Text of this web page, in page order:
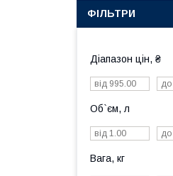
ФІЛЬТРИ
Діапазон цін, ₴
Об`єм, л
Вага, кг